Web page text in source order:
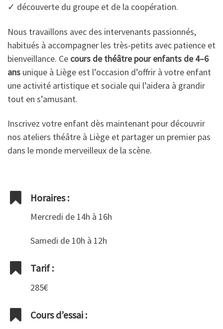
✓ découverte du groupe et de la coopération.
Nous travaillons avec des intervenants passionnés,
habitués à accompagner les très-petits avec patience et
bienveillance. Ce cours de théâtre pour enfants de 4–6
ans unique à Liège est l’occasion d’offrir à votre enfant
une activité artistique et sociale qui l’aidera à grandir
tout en s’amusant.
Inscrivez votre enfant dès maintenant pour découvrir
nos ateliers théâtre à Liège et partager un premier pas
dans le monde merveilleux de la scène.
Horaires :
Mercredi de 14h à 16h
Samedi de 10h à 12h
Tarif :
285€
Cours d’essai :